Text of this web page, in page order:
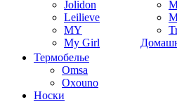
Jolidon
Leilieve
MY
My Girl
Термобелье
Omsa
Oxouno
Носки